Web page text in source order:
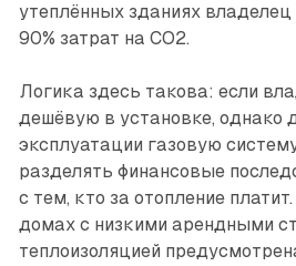
утеплённых зданиях владелец
90% затрат на CO2.
Логика здесь такова: если
дешёвую в установке, однако
эксплуатации газовую
разделять финансовые
с тем, кто за отопление
домах с низкими арендными
теплоизоляцией